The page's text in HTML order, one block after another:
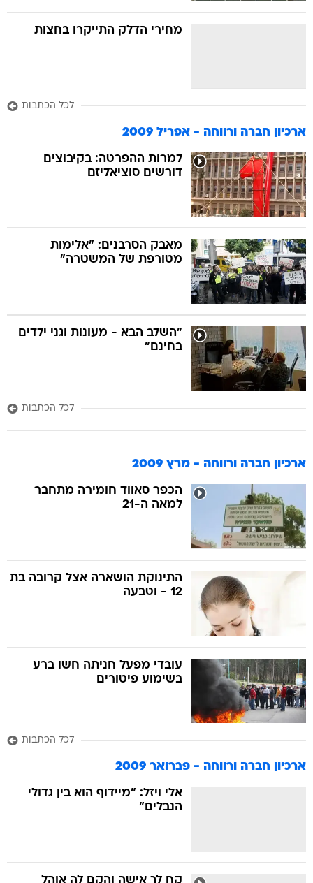
מחירי הדלק התייקרו בחצות
לכל הכתבות
ארכיון חברה ורווחה - אפריל 2009
למרות ההפרטה: בקיבוצים
דורשים סוציאליזם
מאבק הסרבנים: "אלימות
מטורפת של המשטרה"
"השלב הבא - מעונות וגני ילדים
בחינם"
לכל הכתבות
ארכיון חברה ורווחה - מרץ 2009
הכפר סאווד חומירה מתחבר
למאה ה-21
התינוקת הושארה אצל קרובה בת
12 - וטבעה
עובדי מפעל חניתה חשו ברע
בשימוע פיטורים
לכל הכתבות
ארכיון חברה ורווחה - פברואר 2009
אלי ויזל: "מיידוף הוא בין גדולי
הנבלים"